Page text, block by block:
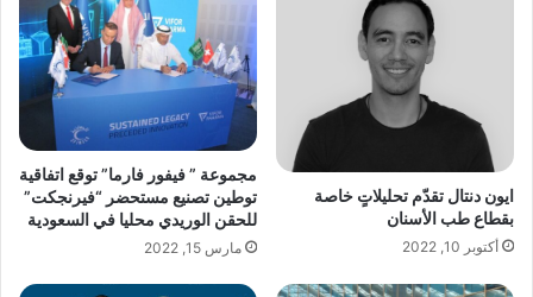
ايون دنتال تقدّم تحليلاتٍ خاصة
بقطاع طب الأسنان
أكتوبر 10, 2022
مجموعة ” فيفور فارما” توقع اتفاقية
توطين تصنيع مستحضر “فيرنجكت”
للحقن الوريدي محليا في السعودية
مارس 15, 2022